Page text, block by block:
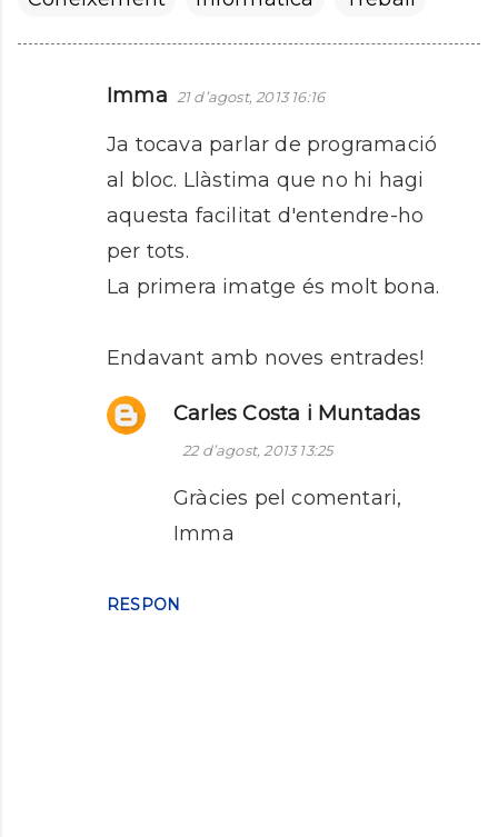
Imma 21 d’agost, 2013 16:16
Ja tocava parlar de programació
al bloc. Llàstima que no hi hagi
aquesta facilitat d'entendre-ho
per tots.
La primera imatge és molt bona.
Endavant amb noves entrades!
RESPON
Carles Costa i Muntadas
22 d’agost, 2013 13:25
Gràcies pel comentari,
Imma